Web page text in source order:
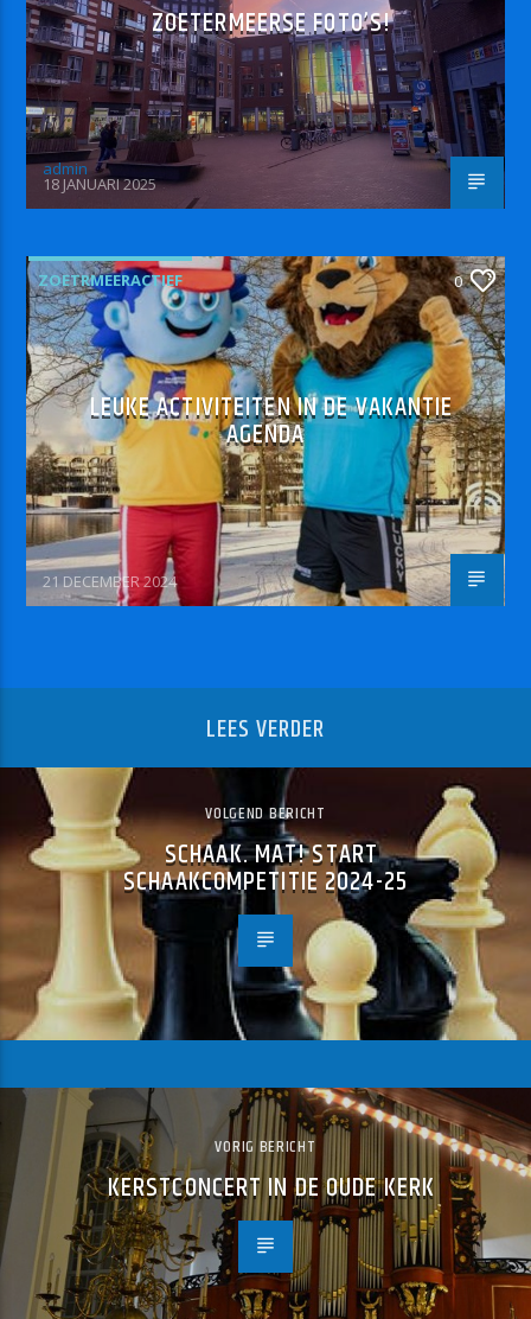
ZOETERMEERSE FOTO’S!
admin
18 JANUARI 2025
ZOETRMEERACTIEF 0
LEUKE ACTIVITEITEN IN DE VAKANTIE
AGENDA
21 DECEMBER 2024
LEES VERDER
VOLGEND BERICHT
SCHAAK. MAT! START
SCHAAKCOMPETITIE 2024-25
VORIG BERICHT
KERSTCONCERT IN DE OUDE KERK